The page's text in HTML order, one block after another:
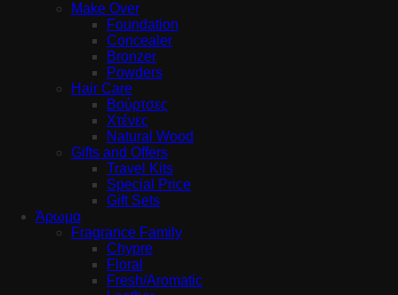
Make Over
Foundation
Concealer
Bronzer
Powders
Hair Care
Βούρτσες
Χτένες
Natural Wood
Gifts and Offers
Travel Kits
Special Price
Gift Sets
Άρωμα
Fragrance Family
Chypre
Floral
Fresh/Aromatic